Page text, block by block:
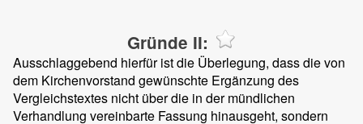
Gründe II:
Ausschlaggebend hierfür ist die Überlegung, dass die von
dem Kirchenvorstand gewünschte Ergänzung des
Vergleichstextes nicht über die in der mündlichen
Verhandlung vereinbarte Fassung hinausgeht, sondern